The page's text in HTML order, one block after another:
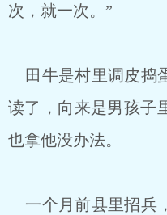
次，就一次。”
田牛是村里调皮捣
读了，向来是男孩子
也拿他没办法。
一个月前县里招兵